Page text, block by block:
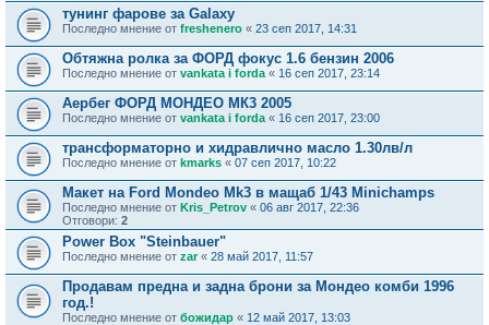
тунинг фарове за Galaxy
Последно мнение от freshenero « 23 сеп 2017, 14:31
Обтяжна ролка за ФОРД фокус 1.6 бензин 2006
Последно мнение от vankata i forda « 16 сеп 2017, 23:14
Аербег ФОРД МОНДЕО МК3 2005
Последно мнение от vankata i forda « 16 сеп 2017, 23:00
трансформаторно и хидравлично масло 1.30лв/л
Последно мнение от kmarks « 07 сеп 2017, 10:22
Макет на Ford Mondeo Mk3 в мащаб 1/43 Minichamps
Последно мнение от Kris_Petrov « 06 авг 2017, 22:36
Отговори: 2
Power Box "Steinbauer"
Последно мнение от zar« 28 май 2017, 11:57
Продавам предна и задна брони за Мондео комби 1996
год.!
Последно мнение от божидар « 12 май 2017, 13:03